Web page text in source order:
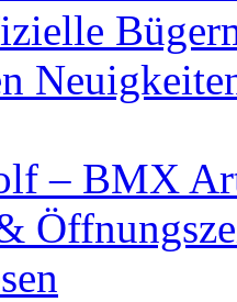
– BMX